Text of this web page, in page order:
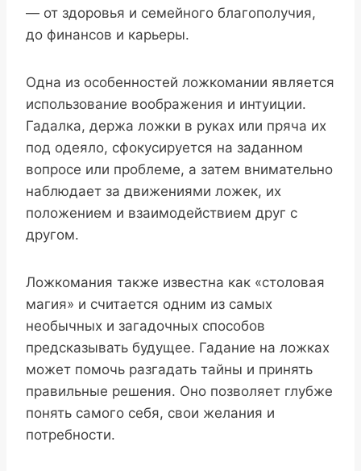
— от здоровья и семейного благополучия,
до финансов и карьеры.
Одна из особенностей ложкомании является
использование воображения и интуиции.
Гадалка, держа ложки в руках или пряча их
под одеяло, сфокусируется на заданном
вопросе или проблеме, а затем внимательно
наблюдает за движениями ложек, их
положением и взаимодействием друг с
другом.
Ложкомания также известна как «столовая
магия» и считается одним из самых
необычных и загадочных способов
предсказывать будущее. Гадание на ложках
может помочь разгадать тайны и принять
правильные решения. Оно позволяет глубже
понять самого себя, свои желания и
потребности.